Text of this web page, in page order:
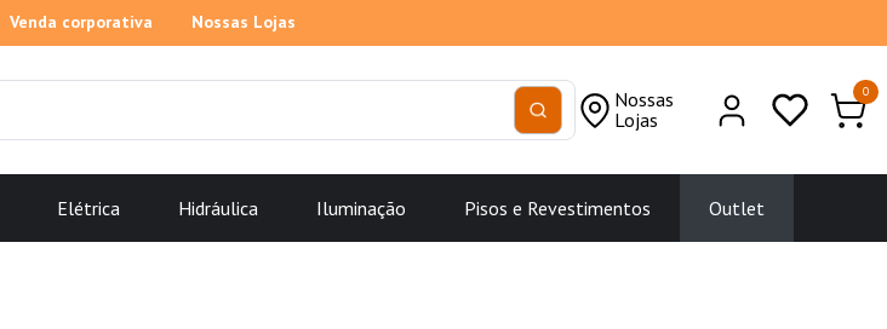
Venda corporativa Nossas Lojas
Nossas
Lojas
0
Elétrica Hidráulica Iluminação Pisos e Revestimentos Outlet